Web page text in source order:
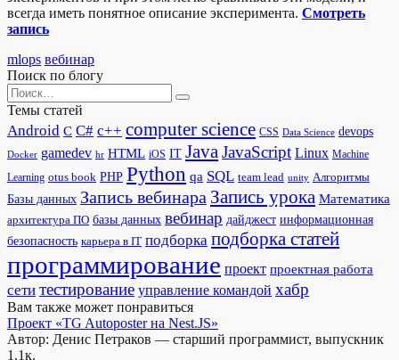
всегда иметь понятное описание эксперимента. Смотреть
запись
mlops вебинар
Поиск по блогу
Search
for:
Темы статей
Android C C# c++ computer science CSS Data Science devops
Docker gamedev hr HTML iOS IT JavaJavaScript Linux Machine
Learning otus book PHP Python qa SQL team lead unity Алгоритмы
Базы данных Запись вебинара Запись урока Математика
архитектура ПО базы данных вебинар дайджест информационная
безопасность карьера в IT подборка подборка статей
программирование проект проектная работа
сети тестирование управление командой хабр
Вам также может понравиться
Проект «TG Autoposter на Nest.JS»
Автор: Денис Петраков — старший программист, выпускник
1.1к.